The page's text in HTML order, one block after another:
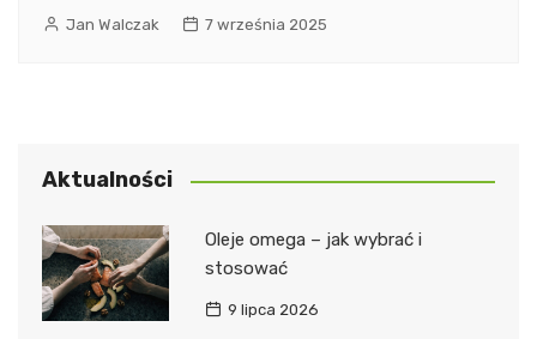
Jan Walczak 7 września 2025
Aktualności
Oleje omega – jak wybrać i
stosować
9 lipca 2026